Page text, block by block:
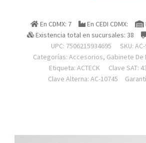
Case
Enclosure
Para
Disco
Duro
En CDMX: 7 En CEDI CDMX:
Existencia total en sucursales: 38
UPC: 7506215934695
SKU:
Categorías: Accesorios, Gabinete De
Etiqueta: ACTECK
Clave SAT:
Clave Alterna: AC-10745